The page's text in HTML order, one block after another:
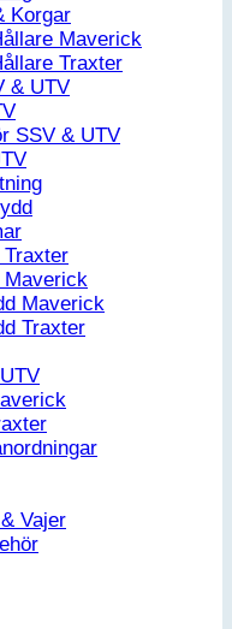
Korgar
Maverick
Traxter
& UTV
SSV & UTV
Traxter
Maverick
Maverick
Traxter
Vajer